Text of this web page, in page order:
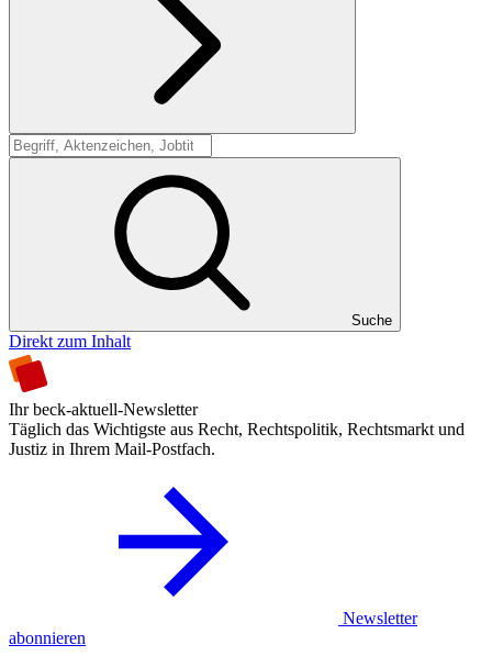
Suche
Suche
Direkt zum Inhalt
Ihr beck-aktuell-Newsletter
Täglich das Wichtigste aus Recht, Rechtspolitik, Rechtsmarkt und
Justiz in Ihrem Mail-Postfach.
Newsletter
abonnieren